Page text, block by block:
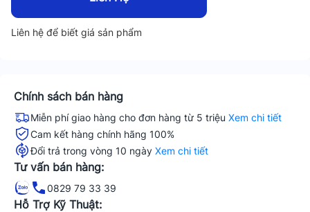
Liên hệ để biết giá sản phẩm
Chính sách bán hàng
Miễn phí giao hàng cho đơn hàng từ 5 triệu Xem chi tiết
Cam kết hàng chính hãng 100%
Đổi trả trong vòng 10 ngày Xem chi tiết
Tư vấn bán hàng:
0829 79 33 39
Hỗ Trợ Kỹ Thuật: